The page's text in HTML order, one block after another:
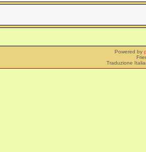
Powered by
Traduzione